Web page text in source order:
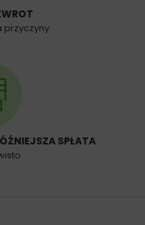
przyczyny
SPŁATA